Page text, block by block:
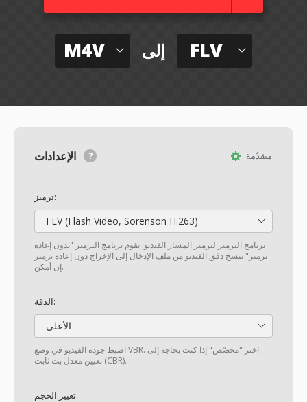
M4V إلى FLV
متقدّمة
ترميز:
FLV (Flash Video, Sorenson H.263)
برنامج الترميز لترميز المسار الفيديو. يقوم برنامج الترميز "بدون إعادة
ترميز" بنسخ دفق الفيديو من ملف الإدخال إلى الإخراج دون إعادة ترميز
إن أمكن.
الدقة:
الأعلى
اضبط جودة الفيديو في وضع VBR. اختر "مخصّص" إذا كنت بحاجة إلى
تعيين معدل بت ثابت (CBR).
تغيير الحجم: